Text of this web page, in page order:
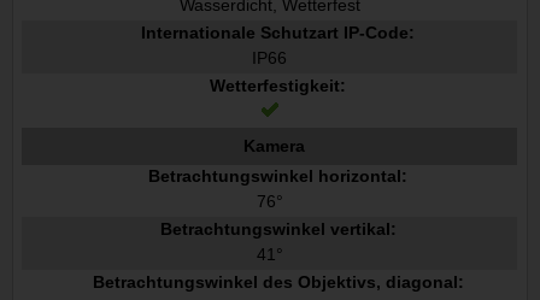
Wasserdicht, Wetterfest
Internationale Schutzart IP-Code:
IP66
Wetterfestigkeit:
Kamera
Betrachtungswinkel horizontal:
76°
Betrachtungswinkel vertikal:
41°
Betrachtungswinkel des Objektivs, diagonal: